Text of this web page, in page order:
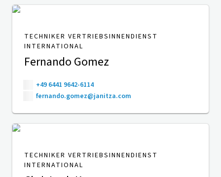
TECHNIKER VERTRIEBSINNENDIENST
INTERNATIONAL
Fernando Gomez
+49 6441 9642-6114
fernando.gomez@janitza.com
TECHNIKER VERTRIEBSINNENDIENST
INTERNATIONAL